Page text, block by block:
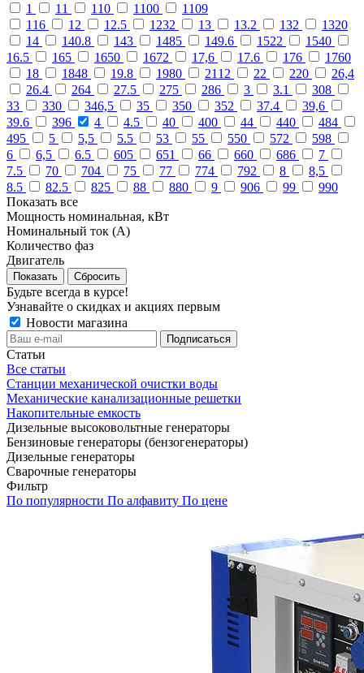
1
11 110 1100
1109
116
12 12.5 1232 13 13.2 132
1320
14
140.8 143 1485 149.6 1522
1540
16.5
165 1650 1672 17,6 17.6 176
1760
18
1848 19.8 1980 2112 22 220
26,4
26.4
264 27.5 275 286 3 3.1
308
33
330 346,5 35 350 352 37.4
39,6
39.6
396 4 4.5 40 400 44 440
484
495
5 5,5 5.5 53 55 550 572
598
6
6,5 6.5 605 651 66 660 686
7
7.5
70 704 75 77 774 792 8
8,5
8.5
82.5 825 88 880 9 906 99
990
Показать все
Мощность номинальная, кВт
Номинальный ток (А)
Количество фаз
Двигатель
Сбросить
Будьте всегда в курсе!
Узнавайте о скидках и акциях первым
Новости магазина
Статьи
Все статьи
Станции механической очистки воды
Механические канализационные решетки
Накопительные емкость
Дизельные высоковольтные генераторы
Бензиновые генераторы (бензогенераторы)
Дизельные генераторы
Сварочные генераторы
Фильтр
По популярности По алфавиту По цене